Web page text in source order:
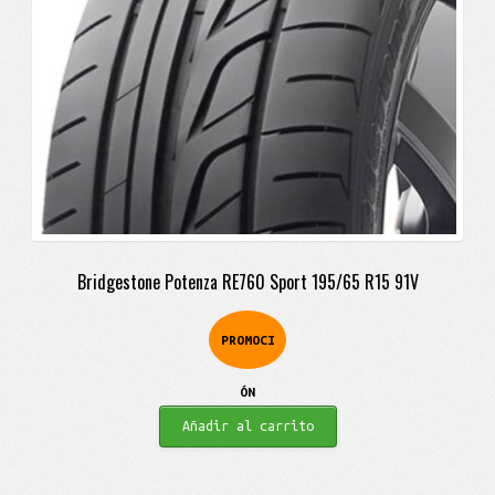
Bridgestone Potenza RE760 Sport 195/65 R15 91V
PROMOCI
ÓN
Añadir al carrito